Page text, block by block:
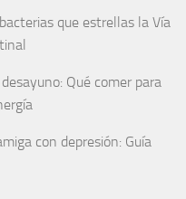
que estrellas la Vía
Qué comer para
con depresión: Guía